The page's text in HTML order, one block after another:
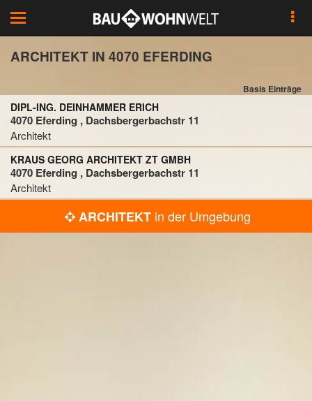
Toggle
navigation
ARCHITEKT IN 4070 EFERDING
Basis Einträge
DIPL-ING. DEINHAMMER ERICH
4070 Eferding , Dachsbergerbachstr 11
Architekt
KRAUS GEORG ARCHITEKT ZT GMBH
4070 Eferding , Dachsbergerbachstr 11
Architekt
ARCHITEKTin der Umgebung